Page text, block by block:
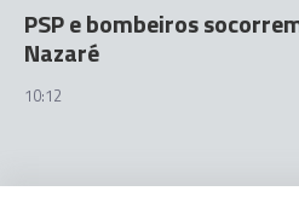
PSP e bombeiros
Nazaré
10:12